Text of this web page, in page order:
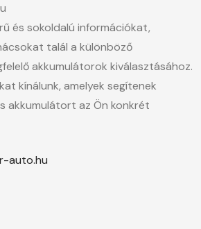
és sokoldalú információkat,
talál a különböző
akkumulátorok kiválasztásához.
kínálunk, amelyek segítenek
akkumulátort az Ön konkrét
auto.hu